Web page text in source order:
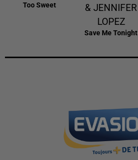
Too Sweet
& JENNIFER
LOPEZ
Save Me Tonight